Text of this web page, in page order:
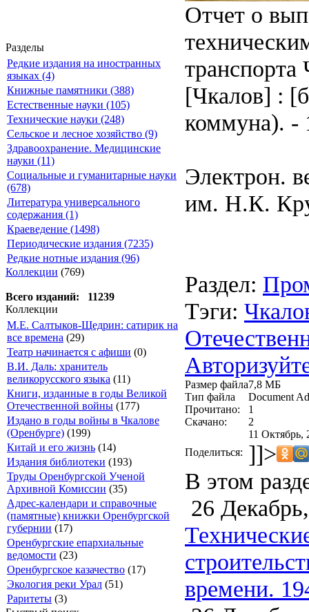
Разделы
Редкие издания на иностранных
языках (4)
Книжные памятники (388)
Естественные науки (105)
Технические науки (248)
Сельское и лесное хозяйство (9)
Здравоохранение. Медицинские
науки (11)
Социальные и гуманитарные науки
(678)
Литература универсального
содержания (1)
Краеведение (1498)
Периодические издания (7235)
Редкие нотные издания (96)
Коллекции (769)
Всего изданий: 11239
Коллекции
М.Е. Салтыков-Щедрин: сатирик на
все времена (29)
Театр начинается с афиши (0)
В.И. Даль: хранитель
великорусского языка (11)
Книги, изданные в годы Великой
Отечественной войны (177)
Издано в годы войны в Чкалове
(Оренбурге) (199)
Китай и его жизнь (14)
Издания библиотеки (193)
Труды Оренбургской Ученой
Архивной Комиссии (35)
Адрес-календари и справочные
(памятные) книжки Оренбургской
губернии (17)
Оренбургские епархиальные
ведомости (23)
Оренбургское казачество (17)
Экология реки Урал (51)
Раритеты (3)
Отчет о
транспорта
[Чкалов] :
коммуна). -
Электрон.
им. Н.К.
Раздел:
Тэги:
Размер файла7,8 МБ
Тип файла
Document
Прочитано:
1
Скачано:
2
11 Октябрь,
Поделиться: ]]>
В этом
26
времени.